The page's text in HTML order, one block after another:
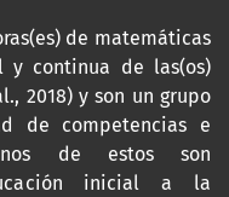
de matemáticas
continua de las(os)
2018) y son un grupo
de competencias e
de estos son
inicial a la